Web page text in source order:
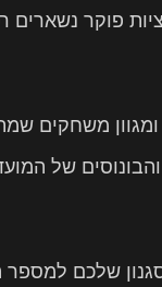
פוקר נשארים
משחקים
של
שלכם